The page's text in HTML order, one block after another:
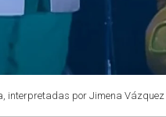
interpretadas por Jimena